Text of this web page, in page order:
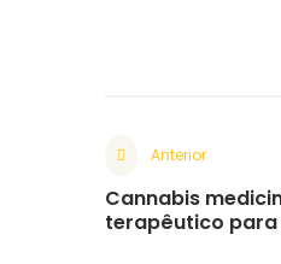
Anterior
Cannabis
terapêutico